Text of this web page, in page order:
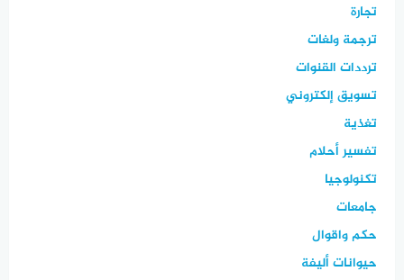
تجارة
ترجمة ولغات
ترددات القنوات
تسويق إلكتروني
تغذية
تفسير أحلام
تكنولوجيا
جامعات
حكم واقوال
حيوانات أليفة